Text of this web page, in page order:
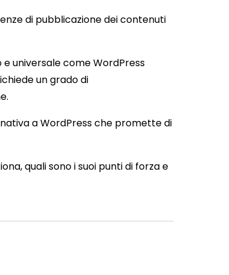
di pubblicazione dei contenuti
universale come WordPress
un grado di
a WordPress che promette di
quali sono i suoi punti di forza e